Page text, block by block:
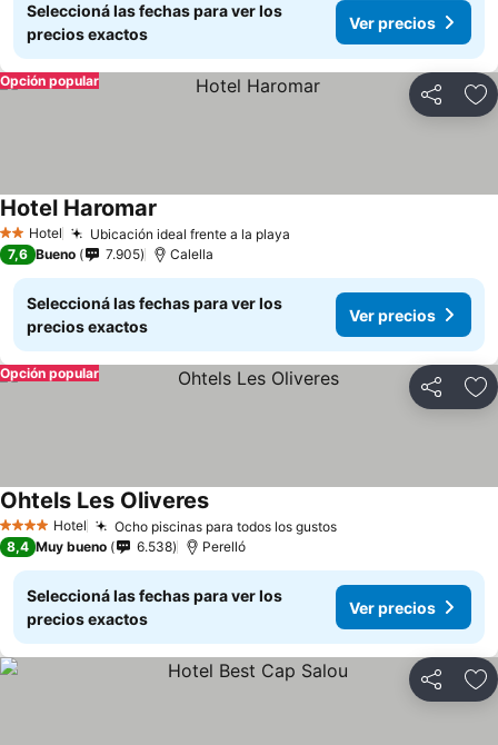
Seleccioná las fechas para ver los
precios exactos
Ver precios
Compartir
Opción popular
2 Estrellas
Hotel Ubicación ideal frente a la playa
Hotel Haromar
7,6 Bueno 7.905 Calella
Seleccioná las fechas para ver los
precios exactos
Ver precios
Compartir
Opción popular
4 EstrellasHotel Ocho piscinas para todos los gustos
Ohtels Les Oliveres
8,4 Muy bueno 6.538 Perelló
Seleccioná las fechas para ver los
precios exactos
Ver precios
Compartir